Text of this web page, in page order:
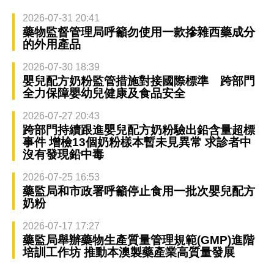
2026-07-31 20:41
藥物監督管理局呼籲勿使用一款摻雜西藥成分
的外用產品
2026-07-30 18:39
嬰兒配方奶粉監管措施對接國際標準 跨部門
全力保障嬰幼兒健康及食品安全
2026-07-27 20:43
跨部門持續跟進嬰兒配方奶粉驗出鉛含量超標
事件 增檢13個奶粉樣本暫未見異常 求診者中
沒有發現鉛中毒
2026-07-25 16:53
藥監局和市政署呼籲停止食用一批次嬰兒配方
奶粉
2026-07-17 17:27
藥監局舉辦藥物生產質量管理規範(GMP)進階
培訓工作坊 推動本澳製藥產業高質量發展